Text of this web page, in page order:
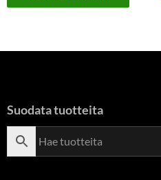
Suodata tuotteita